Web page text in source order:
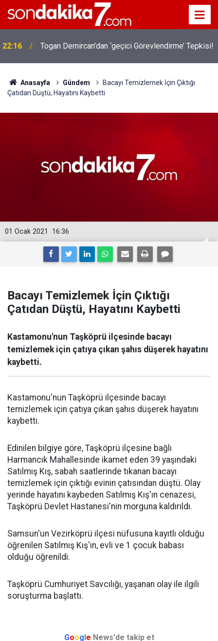
22:16 Togan Demircan’dan ‘geçici Görevlendirme’ Tepkisi!
Anasayfa Gündem
Bacayı Temizlemek İçin Çıktığı
Çatıdan Düştü, Hayatını Kaybetti
16:36
01 Ocak 2021
Bacayı Temizlemek İçin Çıktığı
Çatıdan Düştü, Hayatını Kaybetti
Kastamonu'nun Taşköprü ilçesinde bacayı
temizlemek için çatıya çıkan şahıs düşerek hayatını
kaybetti.
Kastamonu'nun Taşköprü ilçesinde bacayı
temizlemek için çatıya çıkan şahıs düşerek hayatını
kaybetti.
Edinilen bilgiye göre, Taşköprü ilçesine bağlı
Harmancık Mahallesinde ikamet eden 39 yaşındaki
Satılmış Kış, sabah saatlerinde tıkanan bacayı
temizlemek için çıktığı evinin çatısından düştü. Olay
yerinde hayatını kaybeden Satılmış Kış'ın cenazesi,
Taşköprü Devlet Hastanesi'nin morguna kaldırıldı.
Samsun'un Vezirköprü ilçesi nüfusuna kayıtlı olduğu
öğrenilen Satılmış Kış'ın, evli ve 1 çocuk babası
olduğu öğrenildi.
Taşköprü Cumhuriyet Savcılığı, yaşanan olay ile ilgili
soruşturma başlattı.
Google News'de takip et